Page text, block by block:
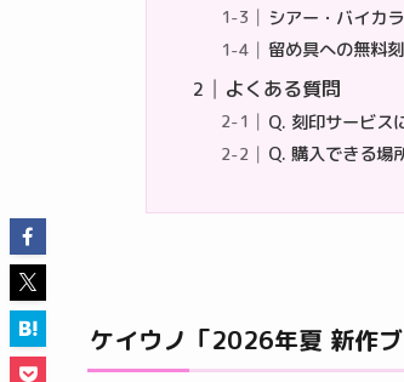
シアー・バイカ
留め具への無料
よくある質問
Q. 刻印サービス
Q. 購入できる場
ケイウノ「2026年夏 新作